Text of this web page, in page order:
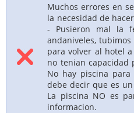
Muchos errores en
la necesidad de
- Pusieron mal la
andaniveles,
para volver al hotel
no tenian capacidad
No hay piscina
debe decir que es
La piscina NO es
informacion.